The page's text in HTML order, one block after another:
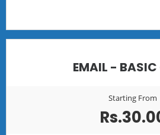
EMAIL - BASIC
Starting From